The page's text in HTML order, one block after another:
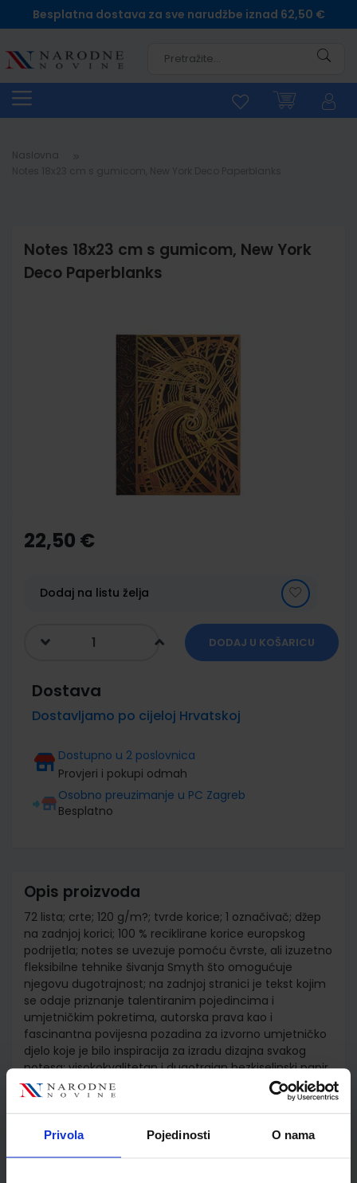
Privola Pojedinosti O nama
Besplatna dostava za sve narudžbe iznad 62,50 €
Naslovna
Notes 18x23 cm s gumicom, New York
Deco Paperblanks
the
beginning
gallery
22,50 €
Dodaj na listu želja
DODAJ U KOŠARICU
Dostava
Dostavljamo po cijeloj Hrvatskoj
Dostupno u 2 poslovnica
Provjeri i pokupi odmah
Osobno preuzimanje u PC Zagreb
Besplatno
Opis proizvoda
72 lista; crte; 120 g/m?; tvrde korice; 1 označivač; džep
na zadnjoj korici; 100 % reciklirane korice europskog
podrijetla; notes se uvezuje pomoću čvrste, ali izuzetno
fleksibilne tehnike šivanja Smyth što omogućuje
njegovu dugotrajnost; na zadnjoj stranici je tekst kojim
se odaje priznanje talentiranim pojedincima i
umjetničkim pokretima, autorska prava kao i
fascinantna povijesna pozadina za izvorno umjetničko
djelo koje je bilo inspiracija za izradu dizajna svakog
notesa; visokokvalitetan i dugotrajan bezkiselinski papir
kroz koji ne prolazi tinta; poseban premaz na papiru koji
poboljšava upijanje tinte; FSC certifikat - papir iz